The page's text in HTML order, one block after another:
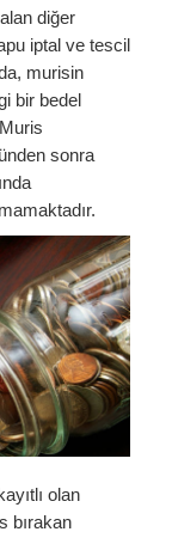
diğer
iptal ve tescil
murisin
bir bedel
sonra
olan
bırakan